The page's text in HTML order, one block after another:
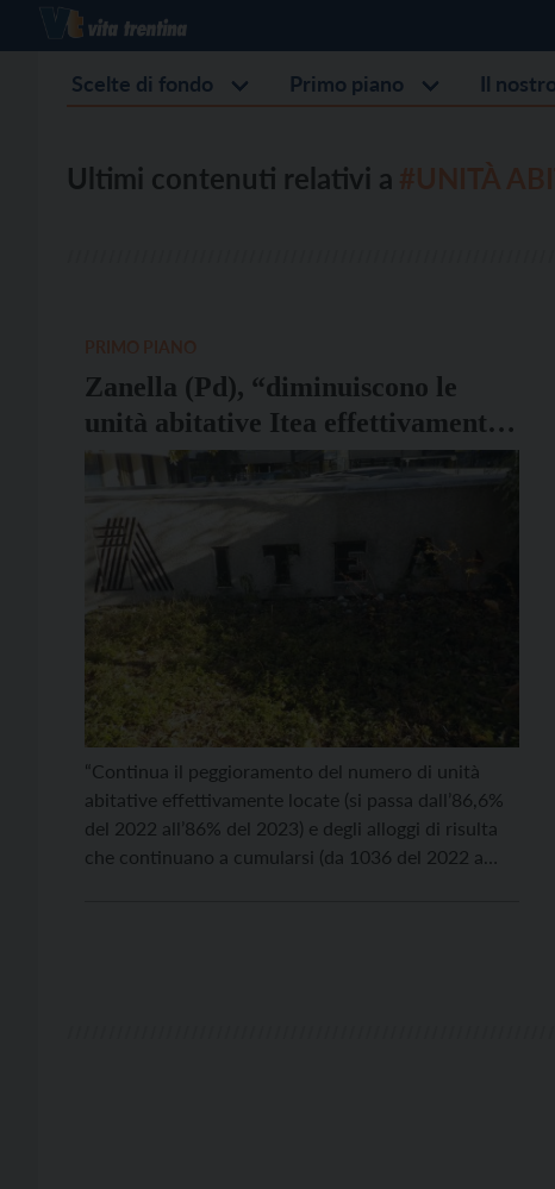
Scelte di fondo Primo piano Il
Ultimi contenuti relativi a
Zanella (Pd), “diminuiscono le
unità abitative Itea effettivamente
locate”
“Continua il peggioramento del numero di unità
abitative effettivamente locate (si passa dall’86,6%
del 2022 all’86% del 2023) e degli alloggi di risulta
che continuano a cumularsi (da 1036 del 2022 a